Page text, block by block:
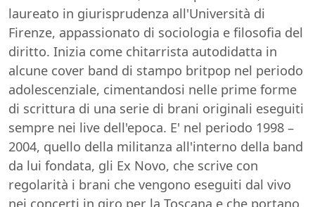
laureato in giurisprudenza all'Università di
Firenze, appassionato di sociologia e filosofia del
diritto. Inizia come chitarrista autodidatta in
alcune cover band di stampo britpop nel periodo
adolescenziale, cimentandosi nelle prime forme
di scrittura di una serie di brani originali eseguiti
sempre nei live dell'epoca. E' nel periodo 1998 –
2004, quello della militanza all'interno della band
da lui fondata, gli Ex Novo, che scrive con
regolarità i brani che vengono eseguiti dal vivo